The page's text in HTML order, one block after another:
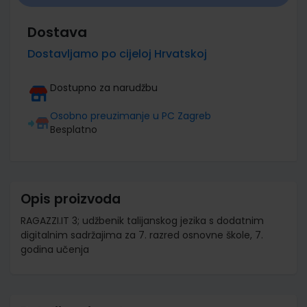
Dostava
Dostavljamo po cijeloj Hrvatskoj
Dostupno za narudžbu
Osobno preuzimanje u PC Zagreb
Besplatno
Opis proizvoda
RAGAZZI.IT 3; udžbenik talijanskog jezika s dodatnim
digitalnim sadržajima za 7. razred osnovne škole, 7.
godina učenja